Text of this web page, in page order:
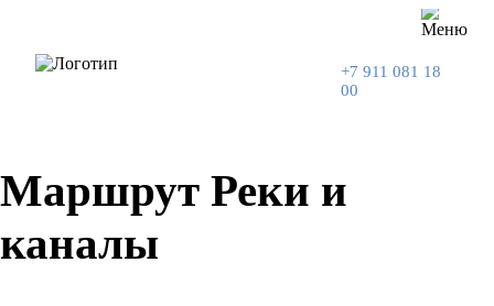
+7 911 081 18
00
Маршрут Реки и
каналы